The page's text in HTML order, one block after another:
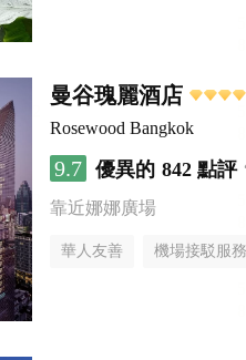
曼谷瑰麗酒店
Rosewood Bangkok
9.7 優異的 842 點評
靠近娜娜廣場
華人友善 機場接駁服務